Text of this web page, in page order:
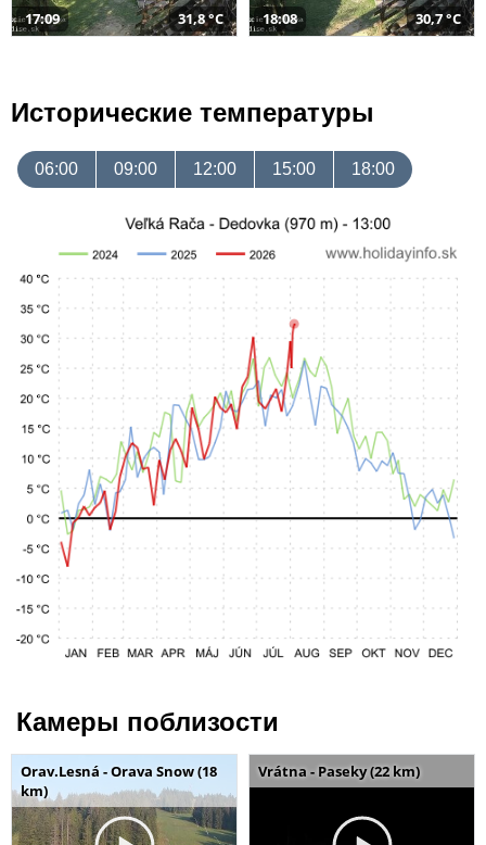
17:09 31,8 °C 18:08 30,7 °C
Исторические температуры
06:00 09:00 12:00 15:00 18:00
Камеры поблизости
Orav.Lesná - Orava Snow (18
km)
Vrátna - Paseky (22 km)